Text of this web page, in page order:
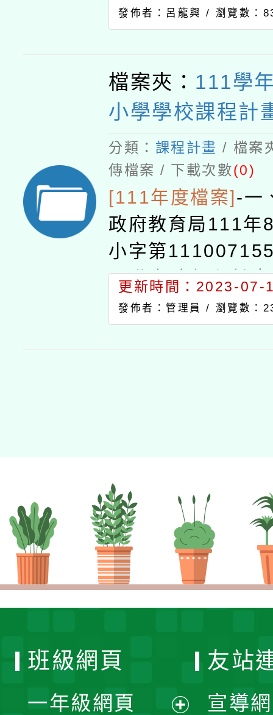
發佈者：呂龍興 / 瀏覽數：
檔案夾： 111學
小學學校課程計
分類： 課程計畫 / 檔案
傳檔案 / 下載次數(0)
[111年度檔案]-一
政府教育局111年
小字第
11學年度課程計
過。二、備查公
更新時間：2023-07-
發佈者：管理員 / 瀏覽數：
班級網頁
一年級網頁
友站
宣導